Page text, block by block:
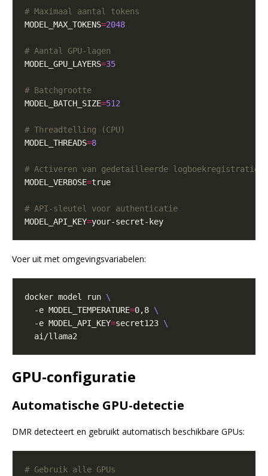
# Maximaal aantal tokens
MODEL_MAX_TOKENS=2048
# Aantal GPU-lagen
MODEL_GPU_LAYERS=35
# Batchgrootte
MODEL_BATCH_SIZE=512
# Threadtelling (CPU)
MODEL_THREADS=8
# Activeren van gedetailleerde logboekregistratie
MODEL_VERBOSE=
# API-sleutel voor authenticatie
MODEL_API_KEY=
Voer uit met omgevingsvariabelen:
docker model run
  -e MODEL_TEMPERATURE
=0,8
  -e MODEL_API_KEY
=secret123
GPU-configuratie
Automatische GPU-detectie
DMR detecteert en gebruikt automatisch beschikbare GPUs:
# Gebruik alle GPUs